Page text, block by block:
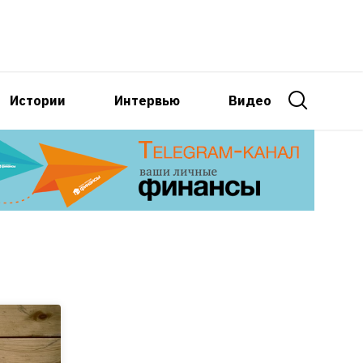
Истории Интервью Видео